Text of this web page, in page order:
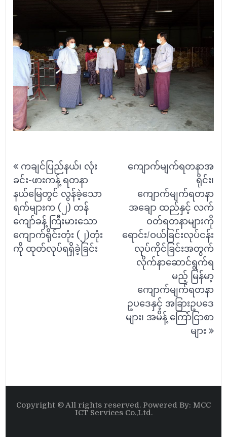
Post
navigation
ကချင်ပြည်နယ်၊ လုံး
ခင်း-ဖားကန့် ရတနာ
နယ်မြေတွင် လွန်ခဲ့သော
ရက်များက (၂) တန်
ကျော်ခန့် ကြီးမားသော
ကျောက်ရိုင်းတုံး (၂)တုံး
ကို ထုတ်လုပ်ရရှိခဲ့ခြင်း
ကျောက်မျက်ရတနာအ
ရိုင်း၊
ကျောက်မျက်ရတနာ
အချော ထည်နှင့် လက်
ဝတ်ရတနာများကို
ရောင်း/ဝယ်ခြင်းလုပ်ငန်း
လုပ်ကိုင်ခြင်းအတွက်
လိုက်နာဆောင်ရွက်ရ
မည့် မြန်မာ့
ကျောက်မျက်ရတနာ
ဥပဒေနှင့် အခြားဥပဒေ
များ၊ အမိန့် ကြော်ငြာစာ
များ
Copyright © All rights reserved. Powered By: MCC
ICT Services Co.,Ltd.